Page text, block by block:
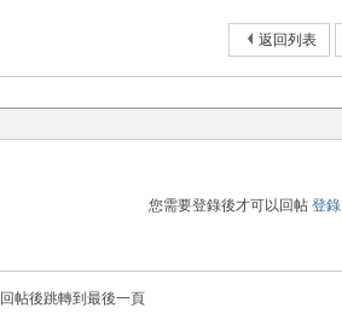
返回列表
您需要登錄後才可以回帖 登錄
回帖後跳轉到最後一頁